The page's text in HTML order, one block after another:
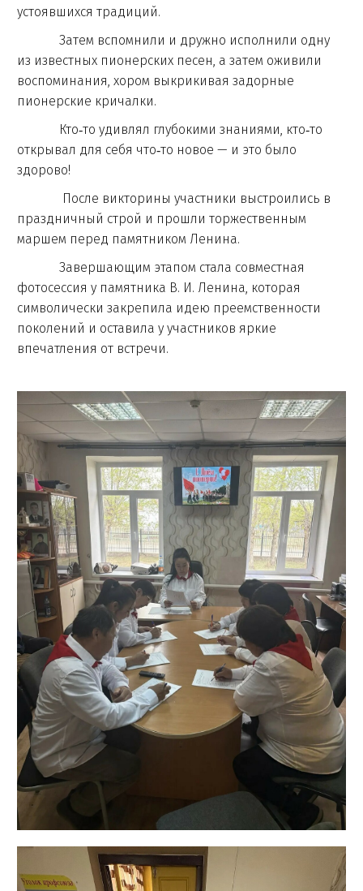
устоявшихся традиций.
Затем вспомнили и дружно исполнили одну
из известных пионерских песен, а затем оживили
воспоминания, хором выкрикивая задорные
пионерские кричалки.
Кто‑то удивлял глубокими знаниями, кто‑то
открывал для себя что‑то новое — и это было
здорово!
После викторины участники выстроились в
праздничный строй и прошли торжественным
маршем перед памятником Ленина.
Завершающим этапом стала совместная
фотосессия у памятника В. И. Ленина, которая
символически закрепила идею преемственности
поколений и оставила у участников яркие
впечатления от встречи.